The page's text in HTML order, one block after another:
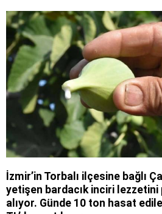
İzmir’in Torbalı ilçesine bağlı
yetişen bardacık inciri lezzetini
alıyor. Günde 10 ton hasat